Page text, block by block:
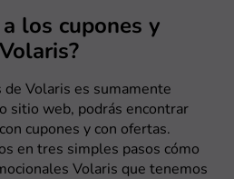
a los cupones y
Volaris es sumamente
sitio web, podrás encontrar
cupones y con ofertas.
en tres simples pasos cómo
Volaris que tenemos